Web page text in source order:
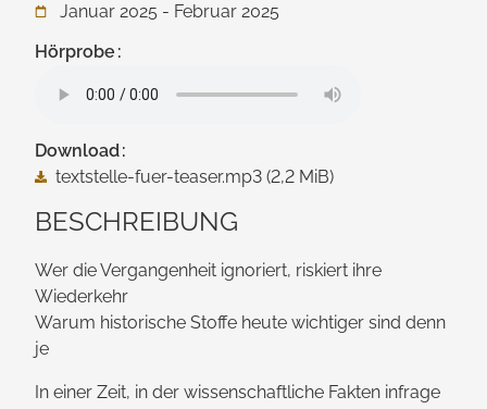
Januar 2025 - Februar 2025
Hörprobe
Download
textstelle-fuer-teaser.mp3(2,2 MiB)
BESCHREIBUNG
Wer die Vergangenheit ignoriert, riskiert ihre
Wiederkehr
Warum historische Stoffe heute wichtiger sind denn
je
In einer Zeit, in der wissen­schaftliche Fakten infrage